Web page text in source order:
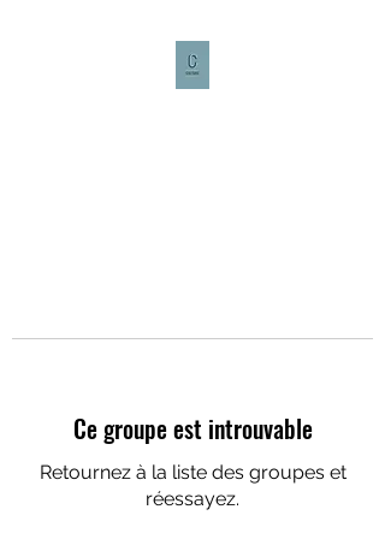
Ce groupe est introuvable
Retournez à la liste des groupes et
réessayez.